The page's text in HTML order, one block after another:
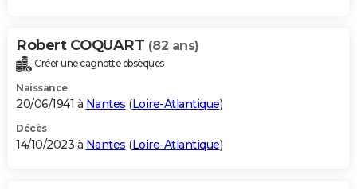
Robert COQUART (82 ans)
Créer une cagnotte obsèques
Naissance
20/06/1941 à Nantes (Loire-Atlantique)
Décès
14/10/2023 à Nantes (Loire-Atlantique)